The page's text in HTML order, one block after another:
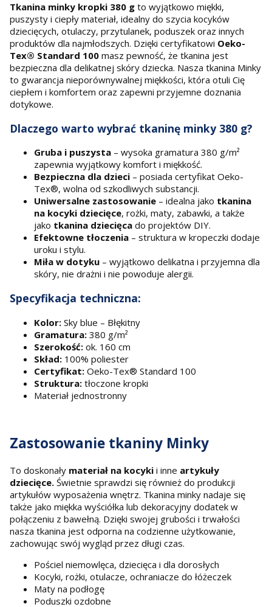
Tkanina minky kropki 380 g to wyjątkowo miękki,
puszysty i ciepły materiał, idealny do szycia kocyków
dziecięcych, otulaczy, przytulanek, poduszek oraz innych
produktów dla najmłodszych. Dzięki certyfikatowi Oeko-
Tex® Standard 100 masz pewność, że tkanina jest
bezpieczna dla delikatnej skóry dziecka. Nasza tkanina Minky
to gwarancja nieporównywalnej miękkości, która otuli Cię
ciepłem i komfortem oraz zapewni przyjemne doznania
dotykowe.
Dlaczego warto wybrać tkaninę minky 380 g?
Gruba i puszysta – wysoka gramatura 380 g/m²
zapewnia wyjątkowy komfort i miękkość.
Bezpieczna dla dzieci – posiada certyfikat Oeko-
Tex®, wolna od szkodliwych substancji.
Uniwersalne zastosowanie – idealna jako tkanina
na kocyki dziecięce, rożki, maty, zabawki, a także
jako tkanina dziecięca do projektów DIY.
Efektowne tłoczenia – struktura w kropeczki dodaje
uroku i stylu.
Miła w dotyku – wyjątkowo delikatna i przyjemna dla
skóry, nie drażni i nie powoduje alergii.
Specyfikacja techniczna:
Kolor: Sky blue – Błękitny
Gramatura: 380 g/m²
Szerokość: ok. 160 cm
Skład: 100% poliester
Certyfikat: Oeko-Tex® Standard 100
Struktura: tłoczone kropki
Materiał jednostronny
Zastosowanie tkaniny Minky
To doskonały materiał na kocyki i inne artykuły
dziecięce. Świetnie sprawdzi się również do produkcji
artykułów wyposażenia wnętrz. Tkanina minky nadaje się
także jako miękka wyściółka lub dekoracyjny dodatek w
połączeniu z bawełną. Dzięki swojej grubości i trwałości
nasza tkanina jest odporna na codzienne użytkowanie,
zachowując swój wygląd przez długi czas.
Pościel niemowlęca, dziecięca i dla dorosłych
Kocyki, rożki, otulacze, ochraniacze do łóżeczek
Maty na podłogę
Poduszki ozdobne